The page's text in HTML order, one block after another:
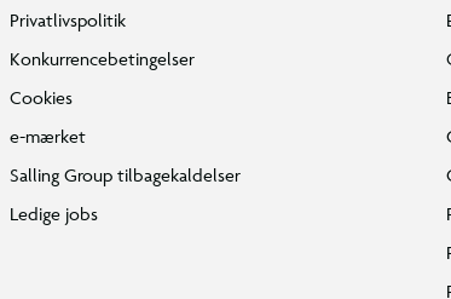
Privatlivspolitik
Konkurrencebetingelser
Cookies
e-mærket
Salling Group tilbagekaldelser
Ledige jobs